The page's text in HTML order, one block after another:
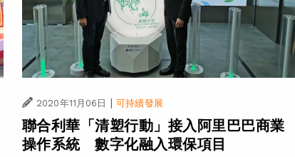
2020年11月06日 | 可持續發展
聯合利華「清塑行動」接入阿里巴巴商業
操作系統 數字化融入環保項目